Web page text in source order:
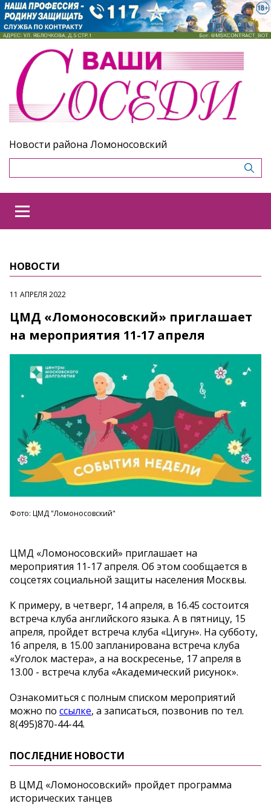
Новости района Ломоносовский
НОВОСТИ
11 АПРЕЛЯ 2022
ЦМД «Ломоносовский» приглашает
на мероприятия 11-17 апреля
Фото: ЦМД "Ломоносовский"
ЦМД «Ломоносовский» приглашает на
мероприятия 11-17 апреля. Об этом сообщается в
соцсетях социальной защиты населения Москвы.
К примеру, в четверг, 14 апреля, в 16.45 состоится
встреча клуба английского языка. А в пятницу, 15
апреля, пройдет встреча клуба «Цигун». На субботу,
16 апреля, в 15.00 запланирована встреча клуба
«Уголок мастера», а на воскресенье, 17 апреля в
13.00 - встреча клуба «Академический рисунок».
Ознакомиться с полным списком мероприятий
можно по ссылке, а записаться, позвонив по тел.
8(495)870-44-44.
ПОСЛЕДНИЕ НОВОСТИ
В ЦМД «Ломоносовский» пройдет программа
исторических танцев